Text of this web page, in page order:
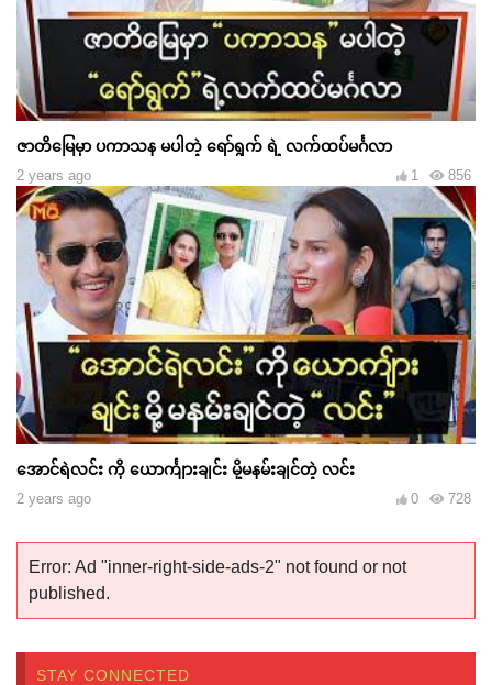
ဇာတိမြေမှာ ပကာသန မပါတဲ့ ရော်ရွက် ရဲ့ လက်ထပ်မင်္ဂလာ
2 years ago 856
1
အောင်ရဲလင်း ကို ယောင်္ကျားချင်း မို့မနမ်းချင်တဲ့ လင်း
2 years ago 728
0
Error: Ad "inner-right-side-ads-2" not found or not
published.
STAY CONNECTED